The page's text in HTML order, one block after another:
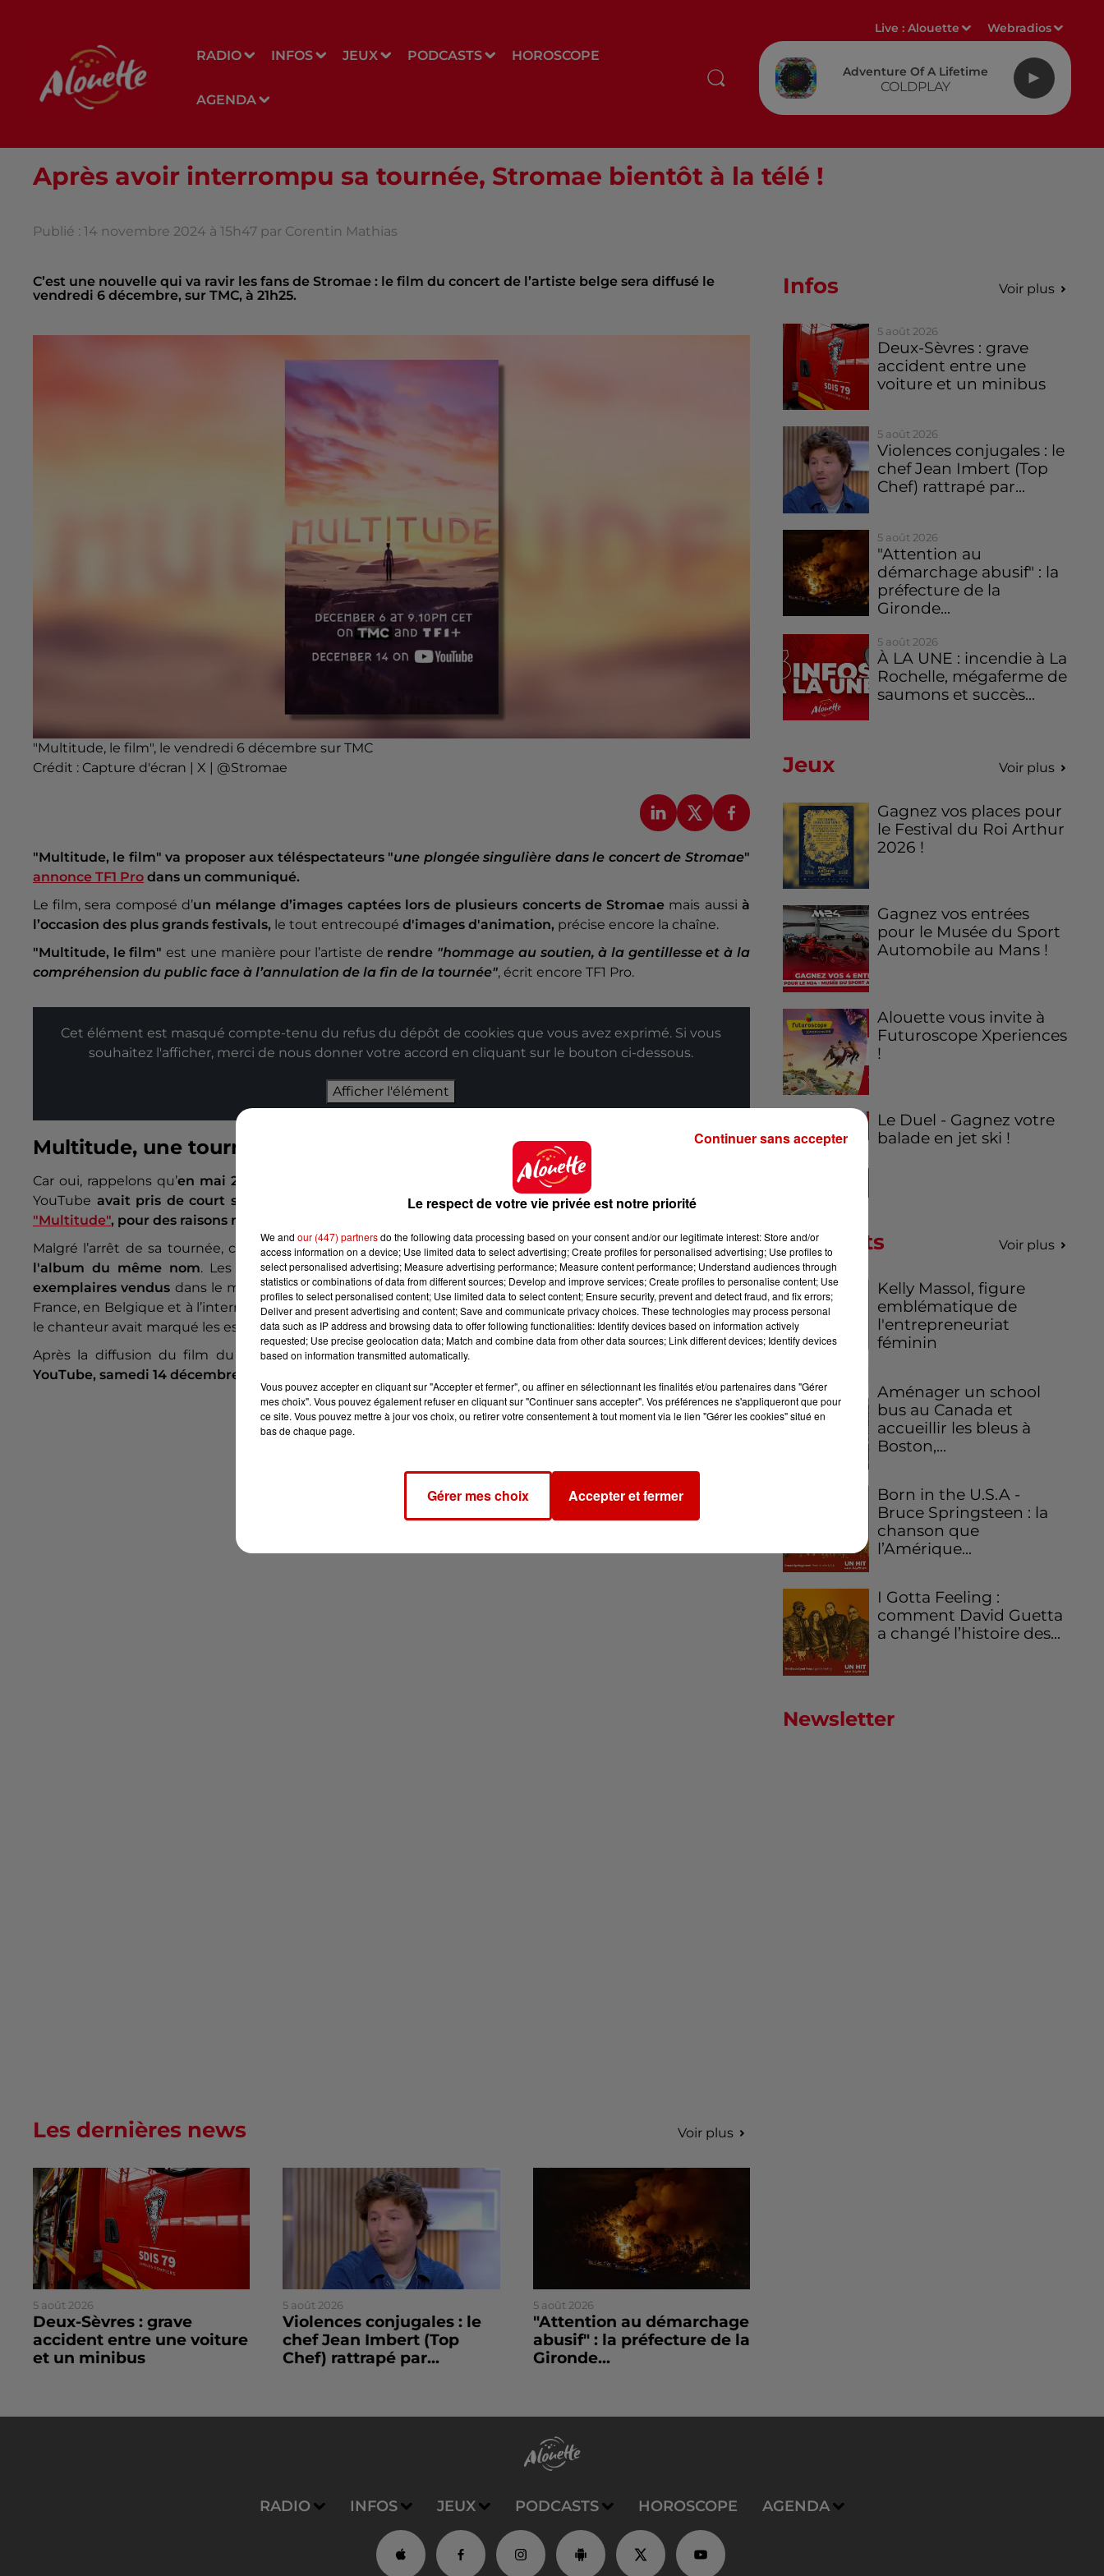
RADIO INFOS JEUX PODCASTS HOROSCOPE
AGENDA
Live :Alouette Webradios
Adventure Of A Lifetime
COLDPLAY
Après avoir interrompu sa tournée, Stromae bientôt à la télé !
Publié : 14 novembre 2024 à 15h47 par Corentin Mathias
C’est une nouvelle qui va ravir les fans de Stromae : le film du concert de l’artiste belge sera diffusé le
vendredi 6 décembre, sur TMC, à 21h25.
"Multitude, le film", le vendredi 6 décembre sur TMC
Crédit : Capture d'écran | X | @Stromae
"Multitude, le film" va proposer aux téléspectateurs "une plongée singulière dans le concert de Stromae"
annonce TF1 Pro dans un communiqué.
Le film, sera composé d’un mélange d’images captées lors de plusieurs concerts de Stromae mais aussi à
l’occasion des plus grands festivals, le tout entrecoupé d'images d'animation, précise encore la chaîne.
"Multitude, le film" est une manière pour l’artiste de rendre "hommage au soutien, à la gentillesse et à la
compréhension du public face à l’annulation de la fin de la tournée", écrit encore TF1 Pro.
Cet élément est masqué compte-tenu du refus du dépôt de cookies que vous avez exprimé. Si vous
souhaitez l'afficher, merci de nous donner votre accord en cliquant sur le bouton ci-dessous.
Afficher l'élément
Multitude, une tournée inachevée, mais aux chiffres formidables !
Car oui, rappelons qu’en mai 2023, l’interprète de "Papaoutai",
vu par plus d’un milliard de personnes sur
YouTube avait pris de court ses très nombreux fans en annonçantl’annulation de la fin de sa tournée
"Multitude", pour des raisons médicales.
Malgré l’arrêt de sa tournée, cette dernière resteune aventure exceptionnelle et un véritable succès de
l'album du même nom. Les chiffres parlent d’eux-mêmes :1,1 milliard de streams, plus de 870 000
exemplaires vendus dans le monde mais aussi,de nombreuses certifications : triple disque de platineen
France, en Belgique et à l’international. On n’oubliera pas non plus,la prestation de Stromae au JT de TF1où
le chanteur avait marqué les esprits en chantant en direct son titre "L’enfer".
Après la diffusion du film du concert le 6 décembre sur TMC,
YouTube, samedi 14 décembre.
Infos Voir plus
5 août 2026
Deux-Sèvres : grave
accident entre une
voiture et un minibus
5 août 2026
Violences conjugales : le
chef Jean Imbert (Top
Chef) rattrapé par...
5 août 2026
"Attention au
démarchage abusif" : la
préfecture de la
Gironde...
5 août 2026
À LA UNE : incendie à La
Rochelle, mégaferme de
saumons et succès...
Jeux Voir plus
Gagnez vos places pour
le Festival du Roi Arthur
2026 !
Gagnez vos entrées
pour le Musée du Sport
Automobile au Mans !
Alouette vous invite à
Futuroscope Xperiences
!
Le Duel - Gagnez votre
balade en jet ski !
Podcasts Voir plus
Kelly Massol, figure
emblématique de
l'entrepreneuriat
féminin
Aménager un school
bus au Canada et
accueillir les bleus à
Boston,...
Born in the U.S.A -
Bruce Springsteen : la
chanson que
l’Amérique...
I Gotta Feeling :
comment David Guetta
a changé l’histoire des...
Newsletter
Les dernières news Voir plus
5 août 2026
Deux-Sèvres : grave
accident entre une voiture
et un minibus
5 août 2026
Violences conjugales : le
chef Jean Imbert (Top
Chef) rattrapé par...
5 août 2026
"Attention au démarchage
abusif" : la préfecture de la
Gironde...
RADIO INFOS JEUX PODCASTS HOROSCOPE AGENDA
Le respect de votre vie privée est notre priorité
We and our (447) partnersdo the following data processing based on your consent and/or our legitimate interest: Store and/or
access information on a device; Use limited data to select advertising; Create profiles for personalised advertising; Use profiles to
select personalised advertising; Measure advertising performance; Measure content performance; Understand audiences through
statistics or combinations of data from different sources; Develop and improve services; Create profiles to personalise content; Use
profiles to select personalised content; Use limited data to select content; Ensure security, prevent and detect fraud, and fix errors;
Deliver and present advertising and content; Save and communicate privacy choices. These technologies may process personal
data such as IP address and browsing data to offer following functionalities: Identify devices based on information actively
requested; Use precise geolocation data; Match and combine data from other data sources; Link different devices; Identify devices
based on information transmitted automatically.
Vous pouvez accepter en cliquant sur "Accepter et fermer", ou affiner en sélectionnant les finalités et/ou partenaires dans "Gérer
mes choix". Vous pouvez également refuser en cliquant sur "Continuer sans accepter". Vos préférences ne s'appliqueront que pour
ce site. Vous pouvez mettre à jour vos choix, ou retirer votre consentement à tout moment via le lien "Gérer les cookies" situé en
bas de chaque page.
Gérer mes choix Accepter et fermer
Continuer sans accepter